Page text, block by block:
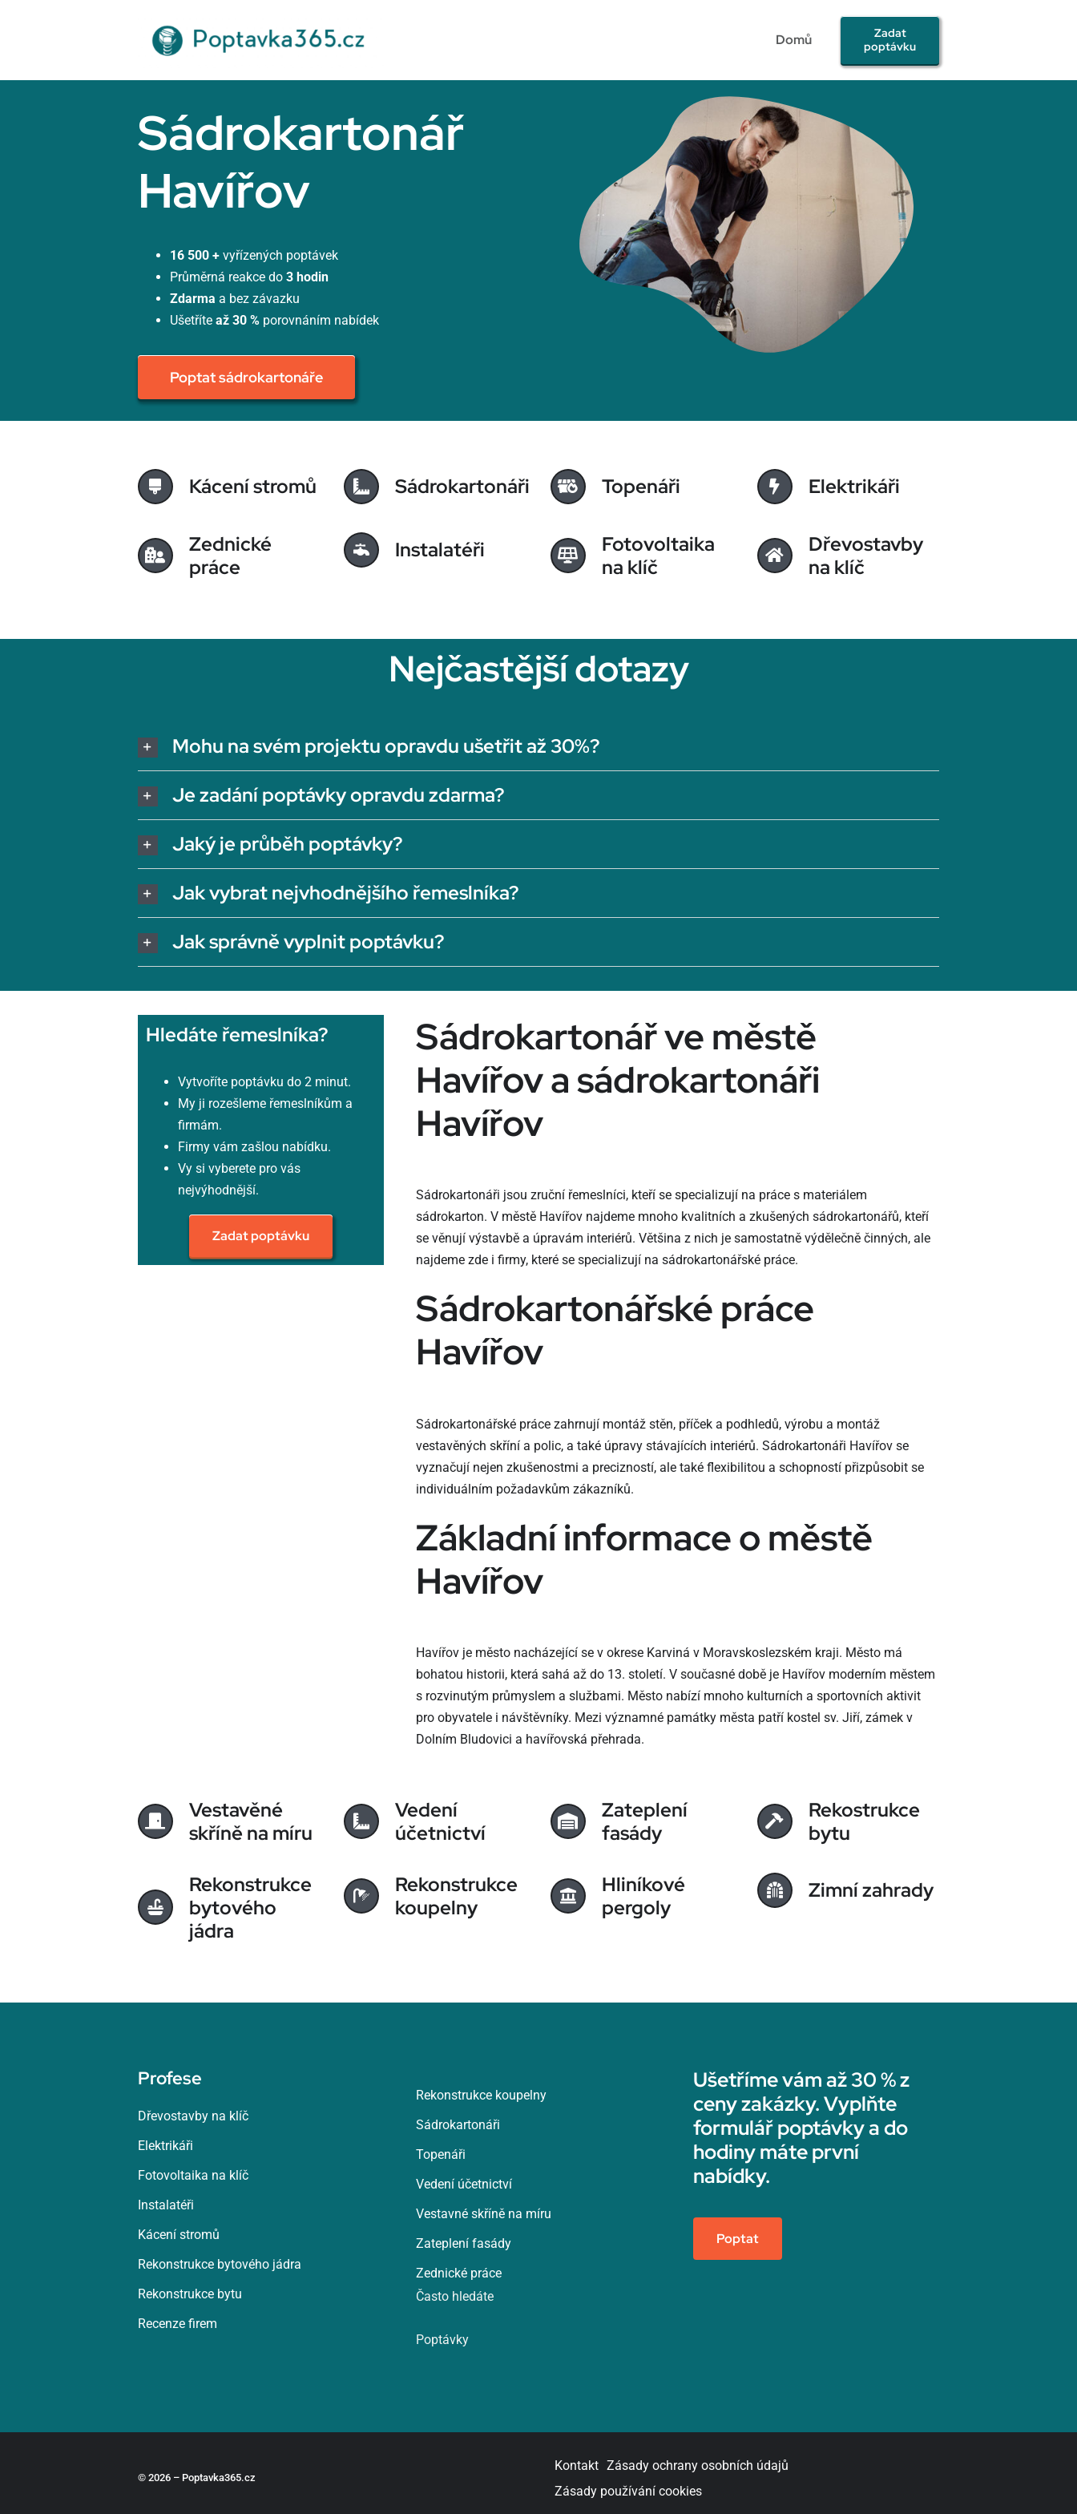
Domů
Zadat
poptávku
Sádrokartonář
Havířov
16 500 + vyřízených poptávek
Průměrná reakce do 3 hodin
Zdarma a bez závazku
Ušetříte až 30 %porovnáním nabídek
Poptat sádrokartonáře
Kácení stromů Sádrokartonáři Topenáři Elektrikáři
Zednické
práce
Instalatéři
Fotovoltaika
na klíč
Dřevostavby
na klíč
Nejčastější dotazy
Mohu na svém projektu opravdu ušetřit až 30%?
Je zadání poptávky opravdu zdarma?
Jaký je průběh poptávky?
Jak vybrat nejvhodnějšího řemeslníka?
Jak správně vyplnit poptávku?
Hledáte řemeslníka?
Vytvoříte poptávku do 2 minut.
My ji rozešleme řemeslníkům a
firmám.
Firmy vám zašlou nabídku.
Vy si vyberete pro vás
nejvýhodnější.
Zadat poptávku
Sádrokartonář ve městě
Havířov a sádrokartonáři
Havířov
Sádrokartonáři jsou zruční řemeslníci, kteří se specializují na práce s materiálem
sádrokarton. V městě Havířov najdeme mnoho kvalitních a zkušených sádrokartonářů, kteří
se věnují výstavbě a úpravám interiérů. Většina z nich je samostatně výdělečně činných, ale
najdeme zde i firmy, které se specializují na sádrokartonářské práce.
Sádrokartonářské práce
Havířov
Sádrokartonářské práce zahrnují montáž stěn, příček a podhledů, výrobu a montáž
vestavěných skříní a polic, a také úpravy stávajících interiérů. Sádrokartonáři Havířov se
vyznačují nejen zkušenostmi a precizností, ale také flexibilitou a schopností přizpůsobit se
individuálním požadavkům zákazníků.
Základní informace o městě
Havířov
Havířov je město nacházející se v okrese Karviná v Moravskoslezském kraji. Město má
bohatou historii, která sahá až do 13. století. V současné době je Havířov moderním městem
s rozvinutým průmyslem a službami. Město nabízí mnoho kulturních a sportovních aktivit
pro obyvatele i návštěvníky. Mezi významné památky města patří kostel sv. Jiří, zámek v
Dolním Bludovici a havířovská přehrada.
Vestavěné
skříně na míru
Vedení
účetnictví
Zateplení
fasády
Rekostrukce
bytu
Rekonstrukce
bytového
jádra
Rekonstrukce
koupelny
Hliníkové
pergoly
Zimní zahrady
Profese
Dřevostavby na klíč
Elektrikáři
Fotovoltaika na klíč
Instalatéři
Kácení stromů
Rekonstrukce bytového jádra
Rekonstrukce bytu
Recenze firem
Rekonstrukce koupelny
Sádrokartonáři
Topenáři
Vedení účetnictví
Vestavné skříně na míru
Zateplení fasády
Zednické práce
Často hledáte
Poptávky
Ušetříme vám až 30 % z
ceny zakázky. Vyplňte
formulář poptávky a do
hodiny máte první
nabídky.
Poptat
© 2026 – Poptavka365.cz
Kontakt Zásady ochrany osobních údajů
Zásady používání cookies